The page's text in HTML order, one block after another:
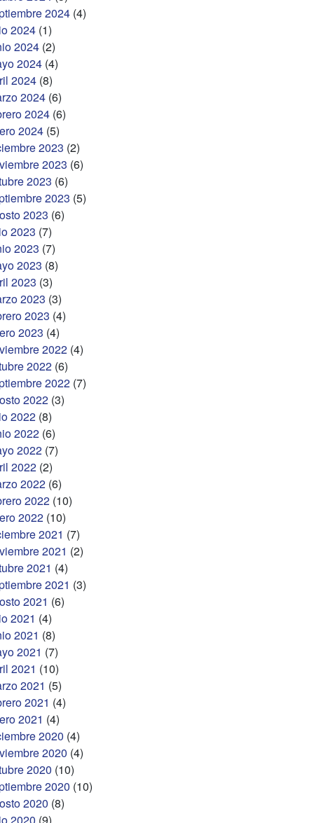
2024 (4)
2024 (1)
2024 (2)
2024 (4)
2024 (8)
2024 (6)
2024 (6)
2024 (5)
2023 (2)
2023 (6)
2023 (6)
2023 (5)
2023 (6)
2023 (7)
2023 (7)
2023 (8)
2023 (3)
2023 (3)
2023 (4)
2023 (4)
2022 (4)
2022 (6)
2022 (7)
2022 (3)
2022 (8)
2022 (6)
2022 (7)
2022 (2)
2022 (6)
2022 (10)
2022 (10)
2021 (7)
2021 (2)
2021 (4)
2021 (3)
2021 (6)
2021 (4)
2021 (8)
2021 (7)
2021 (10)
2021 (5)
2021 (4)
2021 (4)
2020 (4)
2020 (4)
2020 (10)
2020 (10)
2020 (8)
2020 (9)